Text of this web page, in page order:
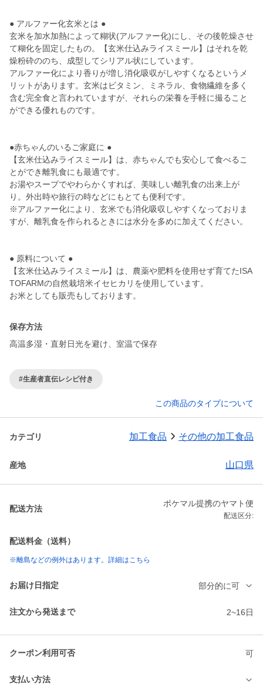
● アルファー化玄米とは ●
玄米を加水加熱によって糊状(アルファー化)にし、その後乾燥させ
て糊化を固定したもの。【玄米仕込みライスミール】はそれを乾
燥粉砕ののち、成型してシリアル状にしています。
アルファー化により香りが増し消化吸収がしやすくなるというメ
リットがあります。玄米はビタミン、ミネラル、食物繊維を多く
含む完全食と言われていますが、それらの栄養を手軽に撮ること
ができる優れものです。
●赤ちゃんのいるご家庭に ●
【玄米仕込みライスミール】は、赤ちゃんでも安心して食べるこ
とができ離乳食にも最適です。
お湯やスープでやわらかくすれば、美味しい離乳食の出来上が
り。外出時や旅行の時などにもとても便利です。
※アルファー化により、玄米でも消化吸収しやすくなっておりま
すが、離乳食を作られるときには水分を多めに加えてください。
● 原料について ●
【玄米仕込みライスミール】は、農薬や肥料を使用せず育てたISA
TOFARMの自然栽培米イセヒカリを使用しています。
お米としても販売もしております。
保存方法
高温多湿・直射日光を避け、室温で保存
#生産者直伝レシピ付き
この商品のタイプについて
カテゴリ 加工食品 その他の加工食品
産地 山口県
配送方法
ポケマル提携のヤマト便
配送区分:
配送料金（送料）
※離島などの例外はあります。詳細はこちら
お届け日指定 部分的に可
注文から発送まで 2~16日
クーポン利用可否 可
支払い方法